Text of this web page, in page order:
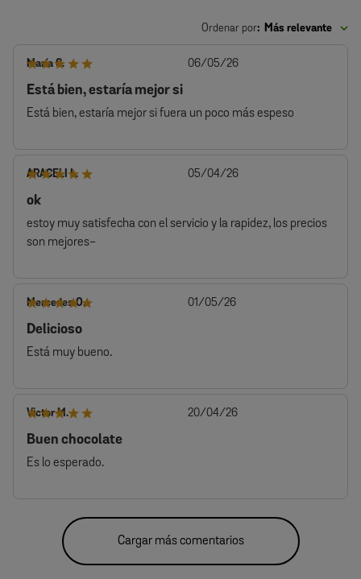
Ordenar por: Más relevante
María C.
Está bien, estaría mejor si
Está bien, estaría mejor si fuera un poco más espeso
Fecha
06/05/26
ARACELI L.
ok
estoy muy satisfecha con el servicio y la rapidez, los precios
son mejores-
Fecha
05/04/26
Mercedes O.
Delicioso
Está muy bueno.
Fecha
01/05/26
Victor M.
Buen chocolate
Es lo esperado.
Fecha
20/04/26
Cargar más comentarios